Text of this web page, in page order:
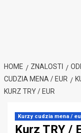
HOME ZNALOSTI
CUDZIA MENA / EUR
KURZ TRY / EUR
Kurzy cudzia mena /
Kurz TRY /